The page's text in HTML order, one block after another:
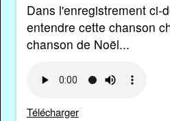
Dans l'enregistrement ci-
entendre cette chanson
chanson de Noël...
Télécharger